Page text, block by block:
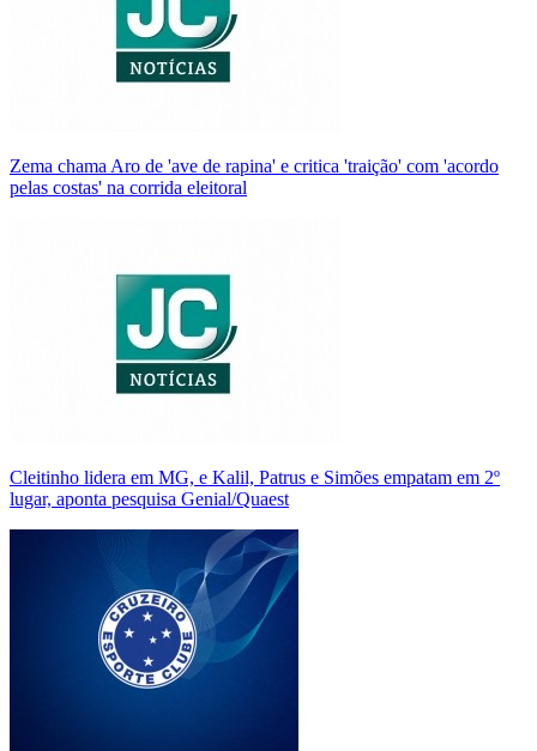
Zema chama Aro de 'ave de rapina' e critica 'traição' com 'acordo
pelas costas' na corrida eleitoral
Cleitinho lidera em MG, e Kalil, Patrus e Simões empatam em 2º
lugar, aponta pesquisa Genial/Quaest